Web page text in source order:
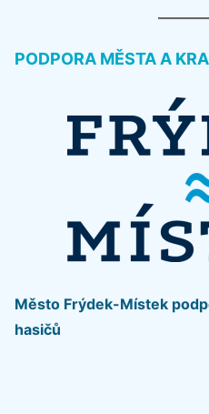
PODPORA MĚSTA A
Město Frýdek-Místek
hasičů